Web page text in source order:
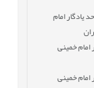
امام
خمینی
خمینی